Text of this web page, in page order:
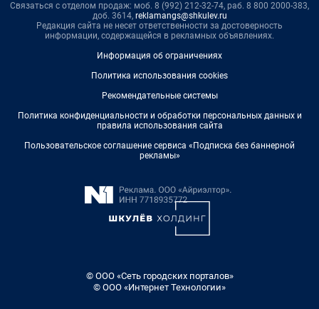
Связаться с отделом продаж: моб. 8 (992) 212-32-74, раб. 8 800 2000-383,
доб. 3614, reklamangs@shkulev.ru
Редакция сайта не несет ответственности за достоверность
информации, содержащейся в рекламных объявлениях.
Информация об ограничениях
Политика использования cookies
Рекомендательные системы
Политика конфиденциальности и обработки персональных данных и
правила использования сайта
Пользовательское соглашение сервиса «Подписка без баннерной
рекламы»
© ООО «Сеть городских порталов»
© ООО «Интернет Технологии»